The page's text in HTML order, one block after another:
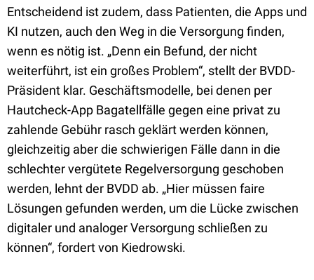
Entscheidend ist zudem, dass Patienten, die Apps und
KI nutzen, auch den Weg in die Versorgung finden,
wenn es nötig ist. „Denn ein Befund, der nicht
weiterführt, ist ein großes Problem“, stellt der BVDD-
Präsident klar. Geschäftsmodelle, bei denen per
Hautcheck-App Bagatellfälle gegen eine privat zu
zahlende Gebühr rasch geklärt werden können,
gleichzeitig aber die schwierigen Fälle dann in die
schlechter vergütete Regelversorgung geschoben
werden, lehnt der BVDD ab. „Hier müssen faire
Lösungen gefunden werden, um die Lücke zwischen
digitaler und analoger Versorgung schließen zu
können“, fordert von Kiedrowski.